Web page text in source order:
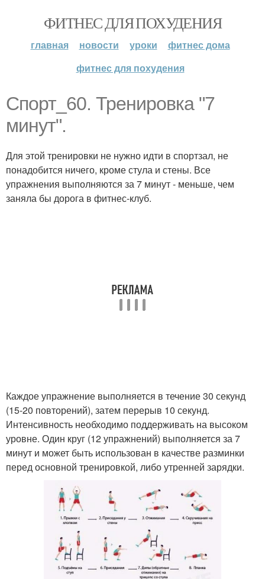
ФИТНЕС ДЛЯ ПОХУДЕНИЯ
главная новости уроки
фитнес дома
фитнес для похудения
Спорт_60. Тренировка "7
минут".
Для этой тренировки не нужно идти в спортзал, не
понадобится ничего, кроме стула и стены. Все
упражнения выполняются за 7 минут - меньше, чем
заняла бы дорога в фитнес-клуб.
Каждое упражнение выполняется в течение 30 секунд
(15-20 повторений), затем перерыв 10 секунд.
Интенсивность необходимо поддерживать на высоком
уровне. Один круг (12 упражнений) выполняется за 7
минут и может быть использован в качестве разминки
перед основной тренировкой, либо утренней зарядки.